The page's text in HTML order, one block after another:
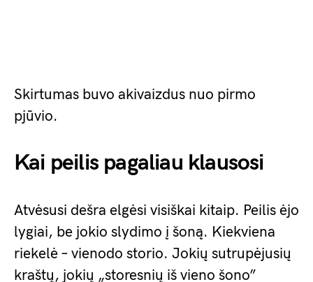
Skirtumas buvo akivaizdus nuo pirmo
pjūvio.
Kai peilis pagaliau klausosi
Atvėsusi dešra elgėsi visiškai kitaip. Peilis ėjo
lygiai, be jokio slydimo į šoną. Kiekviena
riekelė – vienodo storio. Jokių sutrupėjusių
kraštų, jokių „storesnių iš vieno šono”